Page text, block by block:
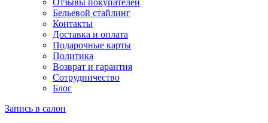
Отзывы покупателей
Бельевой стайлинг
Контакты
Доставка и оплата
Подарочные карты
Политика
Возврат и гарантия
Сотрудничество
Блог
Запись в салон